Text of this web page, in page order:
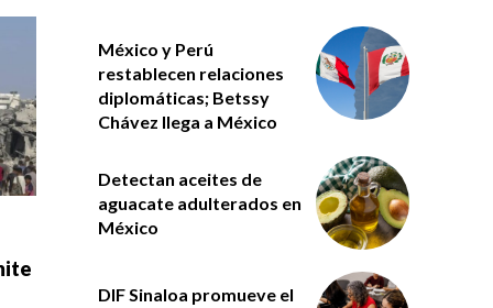
México y Perú
restablecen relaciones
diplomáticas; Betssy
Chávez llega a México
Detectan aceites de
aguacate adulterados en
México
DIF Sinaloa promueve el